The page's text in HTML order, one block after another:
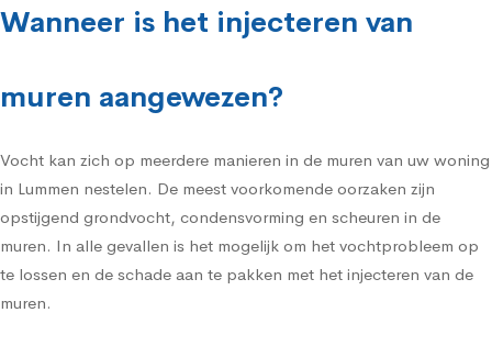
Wanneer is het injecteren van
muren aangewezen?
Vocht kan zich op meerdere manieren in de muren van uw woning
in Lummen nestelen. De meest voorkomende oorzaken zijn
opstijgend grondvocht, condensvorming en scheuren in de
muren. In alle gevallen is het mogelijk om het vochtprobleem op
te lossen en de schade aan te pakken met het injecteren van de
muren.